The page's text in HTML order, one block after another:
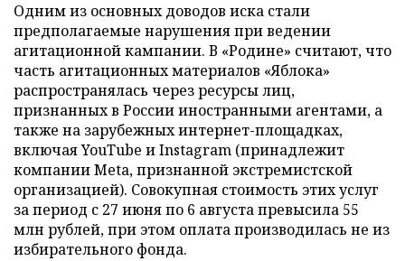
Одним из основных доводов иска стали
предполагаемые нарушения при ведении
агитационной кампании. В «Родине» считают, что
часть агитационных материалов «Яблока»
распространялась через ресурсы лиц,
признанных в России иностранными агентами, а
также на зарубежных интернет-площадках,
включая YouTube и Instagram (принадлежит
компании Meta, признанной экстремистской
организацией). Совокупная стоимость этих услуг
за период с 27 июня по 6 августа превысила 55
млн рублей, при этом оплата производилась не из
избирательного фонда.